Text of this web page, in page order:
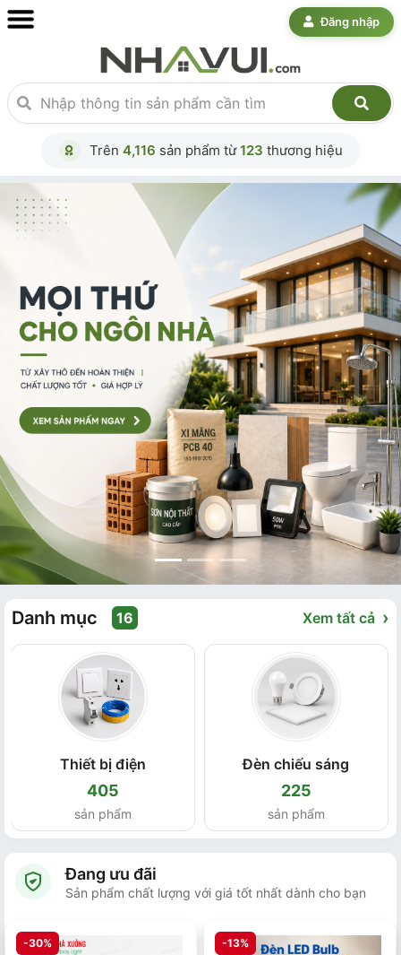
Đăng nhập
Trên 4,116 sản phẩm từ123 thương hiệu
Danh mục 16 Xem tất cả ›
Thiết bị điện
405
sản phẩm
Đèn chiếu sáng
225
sản phẩm
Đang ưu đãi
Sản phẩm chất lượng với giá tốt nhất dành cho bạn
-30% -13%